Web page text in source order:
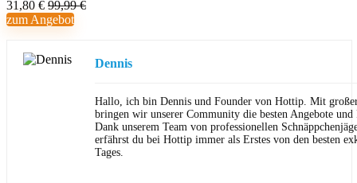
31,80 € 99,99 €
zum Angebot
Dennis
Hallo, ich bin Dennis und Founder von Hottip. Mit
bringen wir unserer Community die besten Angebote und
Dank unserem Team von professionellen
erfährst du bei Hottip immer als Erstes von den besten
Tages.